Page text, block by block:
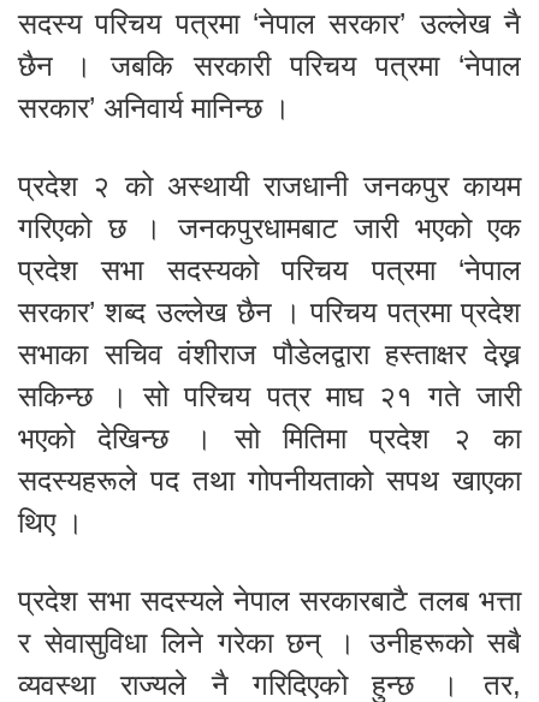
सदस्य परिचय पत्रमा ‘नेपाल सरकार’ उल्लेख नै
छैन । जबकि सरकारी परिचय पत्रमा ‘नेपाल
सरकार’ अनिवार्य मानिन्छ ।
प्रदेश २ को अस्थायी राजधानी जनकपुर कायम
गरिएको छ । जनकपुरधामबाट जारी भएको एक
प्रदेश सभा सदस्यको परिचय पत्रमा ‘नेपाल
सरकार’ शब्द उल्लेख छैन । परिचय पत्रमा प्रदेश
सभाका सचिव वंशीराज पौडेलद्वारा हस्ताक्षर देख्न
सकिन्छ । सो परिचय पत्र माघ २१ गते जारी
भएको देखिन्छ । सो मितिमा प्रदेश २ का
सदस्यहरूले पद तथा गोपनीयताको सपथ खाएका
थिए ।
प्रदेश सभा सदस्यले नेपाल सरकारबाटै तलब भत्ता
र सेवासुविधा लिने गरेका छन् । उनीहरूको सबै
व्यवस्था राज्यले नै गरिदिएको हुन्छ । तर,